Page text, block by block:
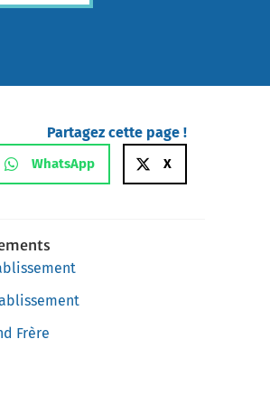
Partagez cette page !
WhatsApp X
Frère